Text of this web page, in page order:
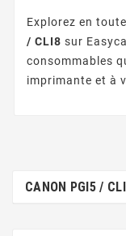
Explorez en
/ CLI8 sur
consommables
imprimante et à
CANON PGI5 /